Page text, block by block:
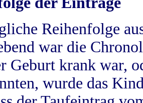
Reihenfolge
war die
Geburt krank war,
wurde das